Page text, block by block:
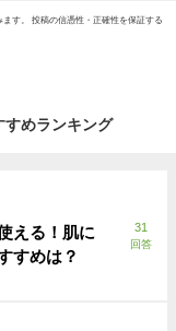
す。 投稿の信憑性・正確性を保証する
すめランキング
える！肌に
すめは？
31
回答